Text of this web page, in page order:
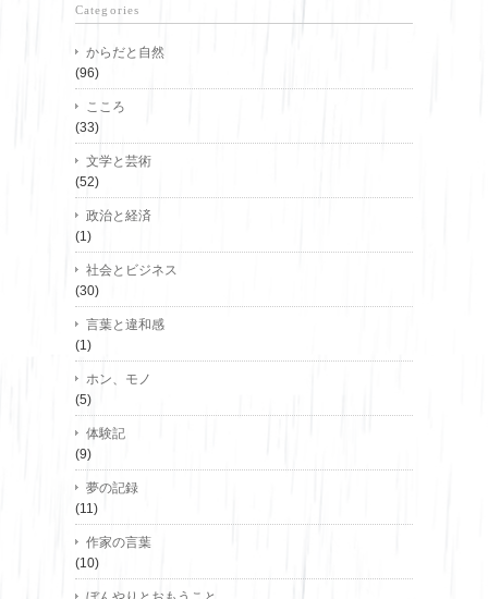
Categories
からだと自然
(96)
こころ
(33)
文学と芸術
(52)
政治と経済
(1)
社会とビジネス
(30)
言葉と違和感
(1)
ホン、モノ
(5)
体験記
(9)
夢の記録
(11)
作家の言葉
(10)